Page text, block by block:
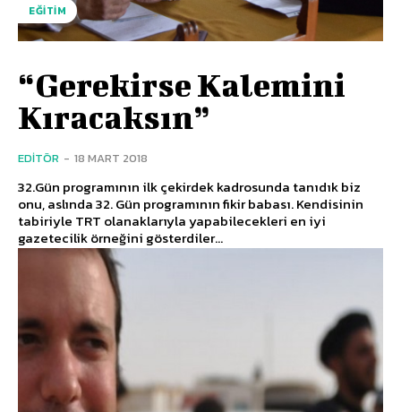
EĞITIM
“Gerekirse Kalemini
Kıracaksın”
EDITÖR - 18 MART 2018
32.Gün programının ilk çekirdek kadrosunda tanıdık biz
onu, aslında 32. Gün programının fikir babası. Kendisinin
tabiriyle TRT olanaklarıyla yapabilecekleri en iyi
gazetecilik örneğini gösterdiler...